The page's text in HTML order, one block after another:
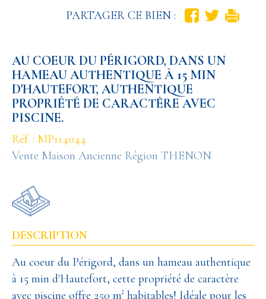
PARTAGER CE BIEN :
AU COEUR DU PÉRIGORD, DANS UN
HAMEAU AUTHENTIQUE À 15 MIN
D'HAUTEFORT, AUTHENTIQUE
PROPRIÉTÉ DE CARACTÈRE AVEC
PISCINE.
Réf. : MP114044
Vente Maison Ancienne Région THENON
DESCRIPTION
Au coeur du Périgord, dans un hameau authentique
à 15 min d'Hautefort, cette propriété de caractère
avec piscine offre 250 m² habitables! Idéale pour les